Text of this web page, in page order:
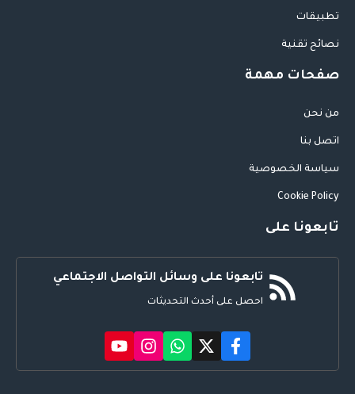
تطبيقات
نصائح تقنية
صفحات مهمة
من نحن
اتصل بنا
سياسة الخصوصية
Cookie Policy
تابعونا على
تابعونا على وسائل التواصل الاجتماعي
احصل على أحدث التحديثات